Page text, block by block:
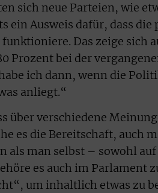
sich neue Parteien, wie
ein Ausweis dafür, dass
Das zeige sich
Prozent bei der
ich dann, wenn die
anliegt.“
über verschiedene
es die Bereitschaft, auch
als man selbst – sowohl
es auch im Parlament
um inhaltlich etwas zu